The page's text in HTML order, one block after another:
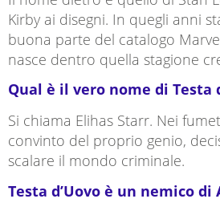
Kirby ai disegni. In quegli anni
buona parte del catalogo
nasce dentro quella stagione
Qual è il vero nome di Testa
Si chiama Elihas Starr. Nei
convinto del proprio genio,
scalare il mondo criminale.
Testa d’Uovo è un nemico di